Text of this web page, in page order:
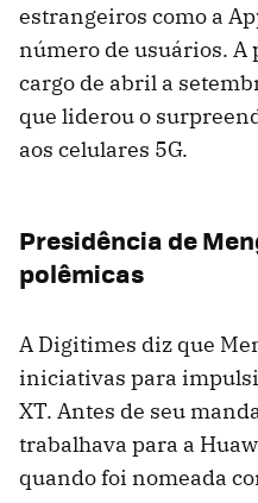
estrangeiros como a
número de usuários. A
cargo de abril a
que liderou o
aos celulares 5G.
Presidência de
polêmicas
A Digitimes diz que
iniciativas para
XT. Antes de seu
trabalhava para a
quando foi nomeada